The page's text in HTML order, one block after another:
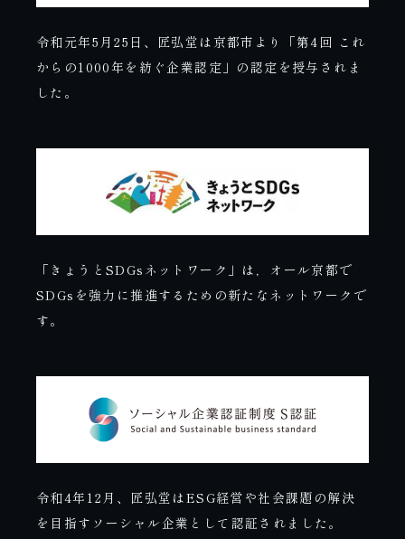
令和元年5月25日、匠弘堂は京都市より「第4回 これ
からの1000年を紡ぐ企業認定」の認定を授与されま
した。
「きょうとSDGsネットワーク」は，オール京都で
SDGsを強力に推進するための新たなネットワークで
す。
令和4年12月、匠弘堂はESG経営や社会課題の解決
を目指すソーシャル企業として認証されました。